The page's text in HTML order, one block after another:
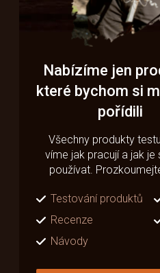
Nabízíme jen
které bychom si
pořídili
Všechny produkty
víme jak pracují a jak je
používat.
Testování produktů
Recenze
Návody